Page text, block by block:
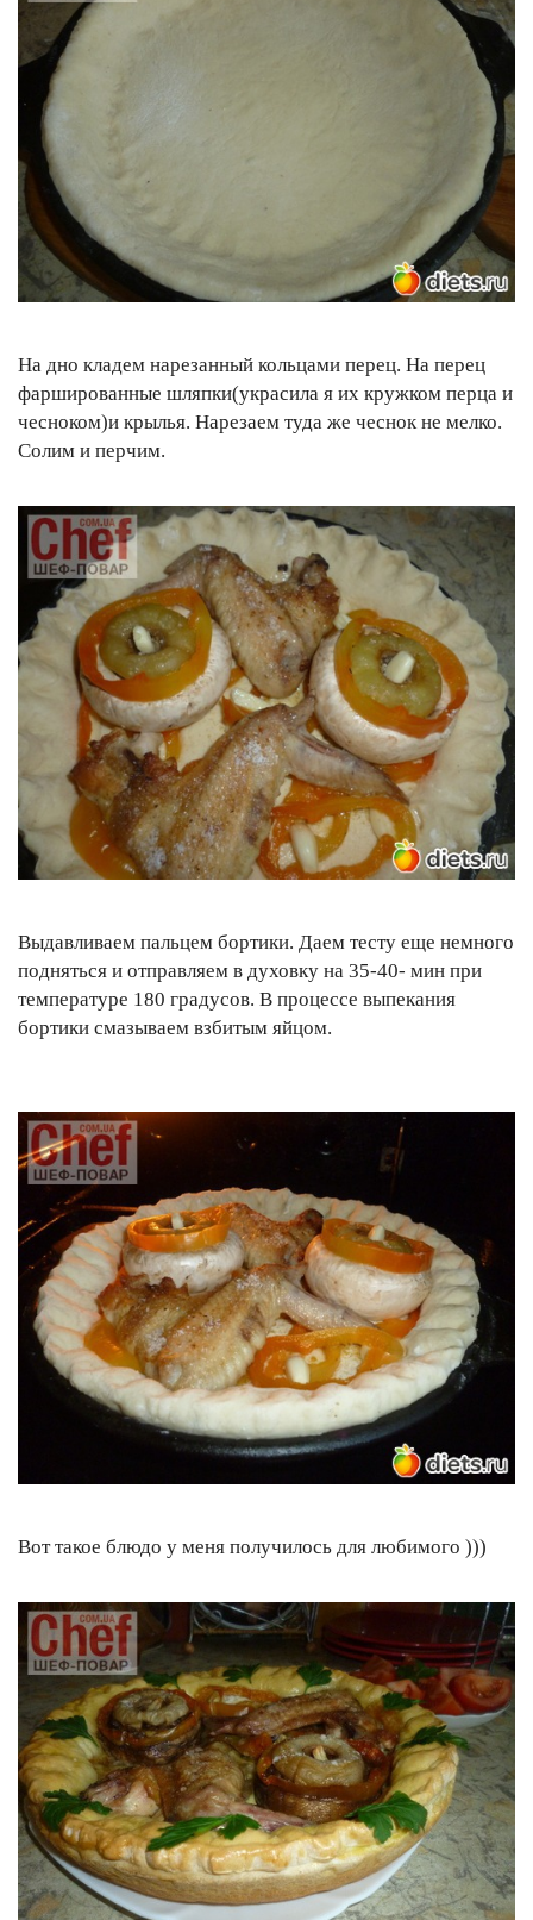
На дно кладем нарезанный кольцами перец. На перец
фаршированные шляпки(украсила я их кружком перца и
чесноком)и крылья. Нарезаем туда же чеснок не мелко.
Солим и перчим.
Выдавливаем пальцем бортики. Даем тесту еще немного
подняться и отправляем в духовку на 35-40- мин при
температуре 180 градусов. В процессе выпекания
бортики смазываем взбитым яйцом.
Вот такое блюдо у меня получилось для любимого )))